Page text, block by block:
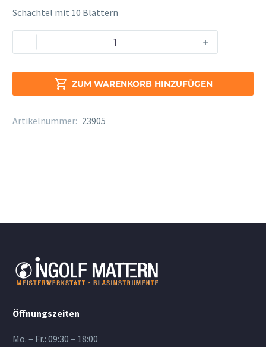
Schachtel mit 10 Blättern
-
Böhm
Menge
+
 ZUM WARENKORB HINZUFÜGEN
Alternative:
Artikelnummer: 23905
Öffnungszeiten
Mo. – Fr.: 09:30 – 18:00